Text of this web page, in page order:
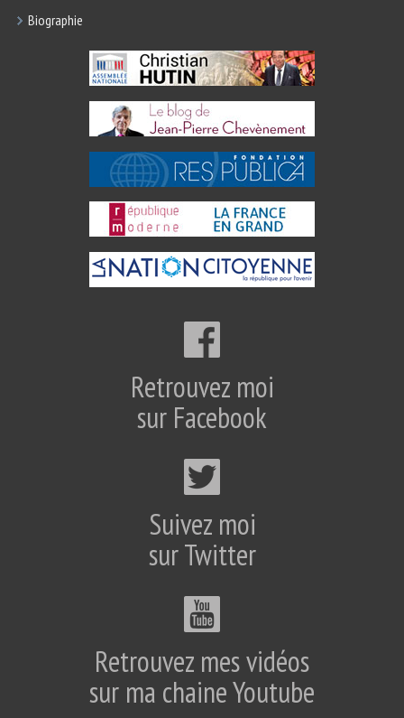
Biographie
Retrouvez moi
sur Facebook
Suivez moi
sur Twitter
Retrouvez mes vidéos
sur ma chaine Youtube